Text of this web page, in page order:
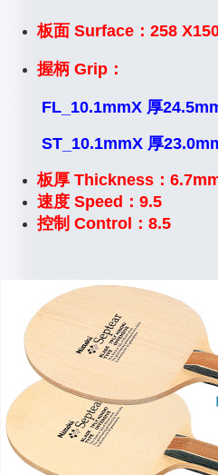
板面 Surface：258
握柄 Grip：
FL_10.1mmX 厚
ST_ 10.1mmX 厚
板厚 Thickness：
速度 Speed：9.5
控制 Control：8.5